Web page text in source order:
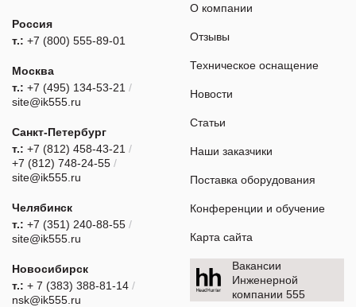
Россия
т.: +7 (800) 555-89-01
Москва
т.: +7 (495) 134-53-21 /
site@ik555.ru
Санкт-Петербург
т.: +7 (812) 458-43-21 /
+7 (812) 748-24-55 /
site@ik555.ru
Челябинск
т.: +7 (351) 240-88-55 /
site@ik555.ru
Новосибирск
т.: + 7 (383) 388-81-14 /
nsk@ik555.ru
О компании
Отзывы
Техническое оснащение
Новости
Статьи
Наши заказчики
Поставка оборудования
Конференции и обучение
Карта сайта
Вакансии
Инженерной
компании 555